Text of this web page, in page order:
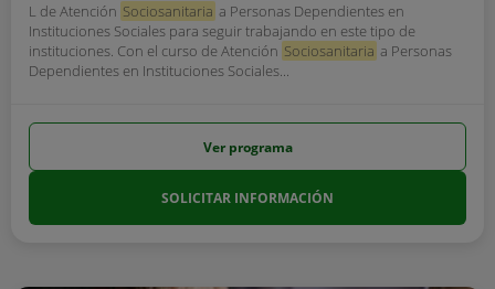
L de Atención Sociosanitaria a Personas Dependientes en
Instituciones Sociales para seguir trabajando en este tipo de
instituciones. Con el curso de Atención Sociosanitaria a Personas
Dependientes en Instituciones Sociales...
Ver programa
SOLICITAR INFORMACIÓN